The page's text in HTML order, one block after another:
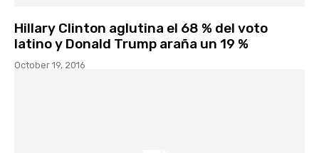
Hillary Clinton aglutina el 68 % del voto
latino y Donald Trump araña un 19 %
October 19, 2016